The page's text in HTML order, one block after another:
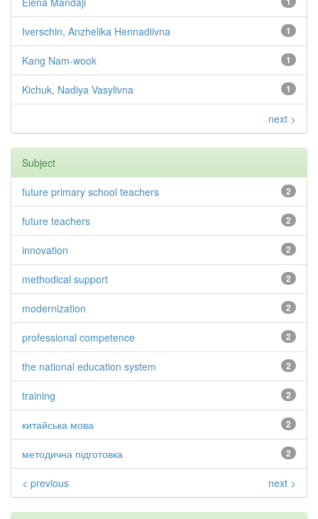
1
Iverschin, Anzhelika Hennadiivna
1
Kang Nam-wook
1
Kichuk, Nadiya Vasylivna
next >
Subject
2
future primary school teachers
2
future teachers
2
innovation
2
methodical support
2
modernization
2
professional competence
2
the national education system
2
training
2
китайська мова
2
методична підготовка
< previous next >